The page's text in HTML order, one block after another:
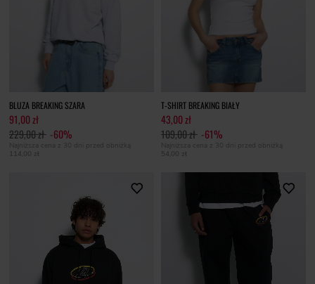
BLUZA BREAKING SZARA
91,00 zł
229,00 zł -60%
Najniższa cena z 30 dni przed obniżką
114,00 zł
T-SHIRT BREAKING BIAŁY
43,00 zł
109,00 zł -61%
Najniższa cena z 30 dni przed obniżką
54,00 zł